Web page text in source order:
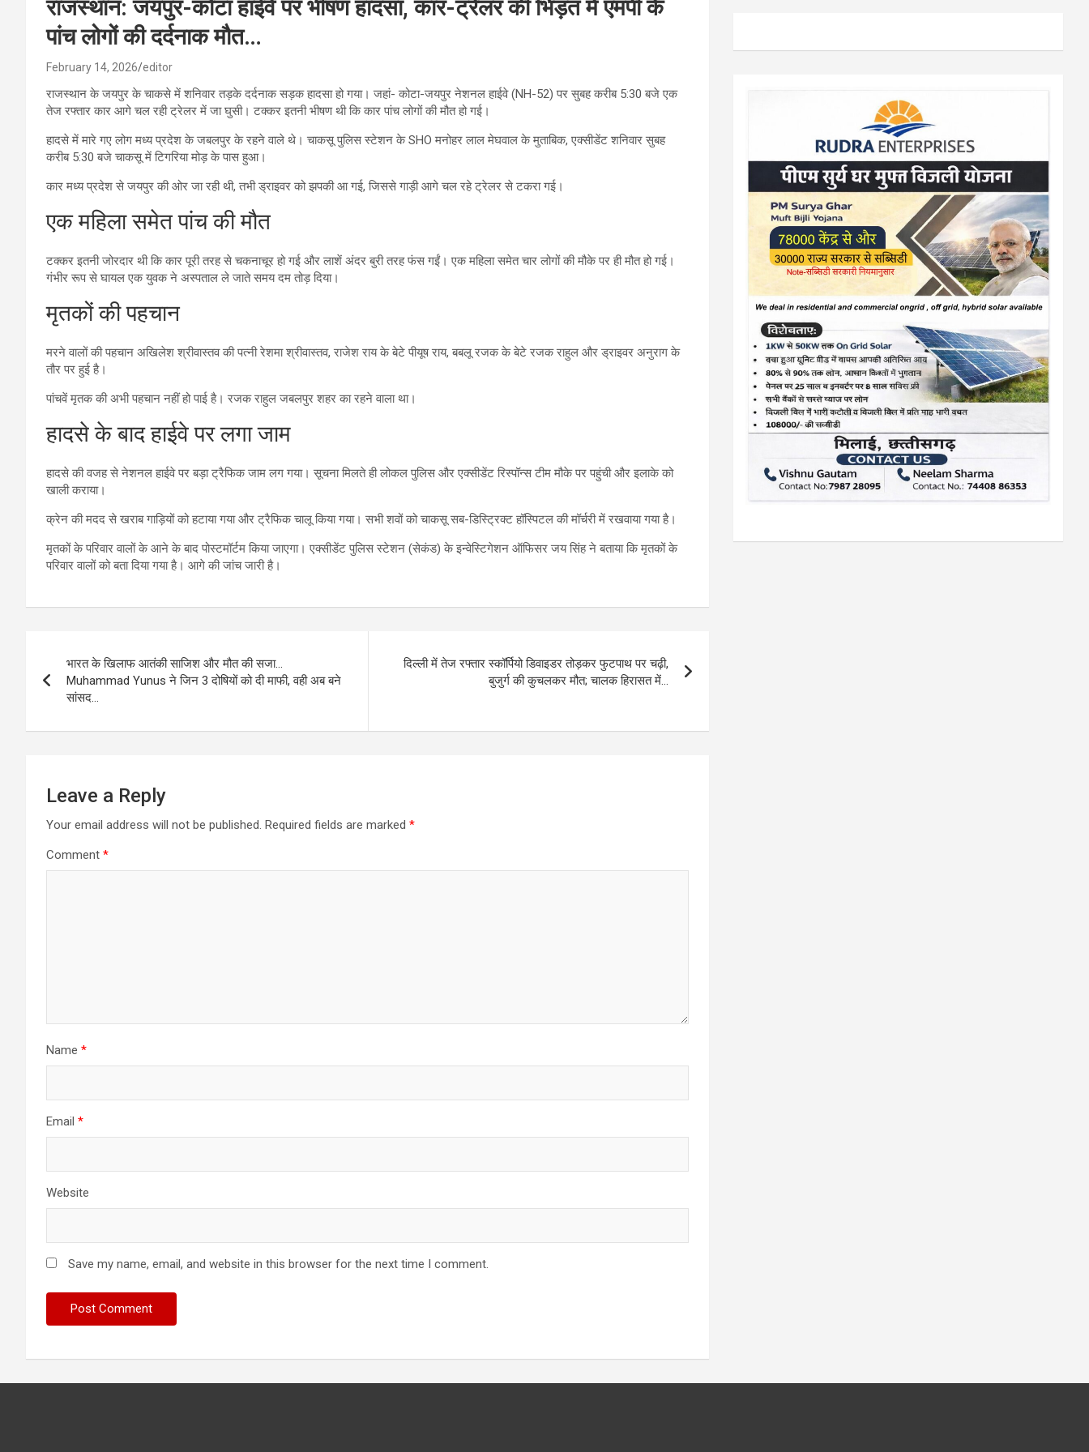
राजस्थान: जयपुर-कोटा हाईवे पर भीषण हादसा, कार-ट्रेलर की भिड़ंत में एमपी के
पांच लोगों की दर्दनाक मौत…
February 14, 2026 editor
राजस्थान के जयपुर के चाकसे में शनिवार तड़के दर्दनाक सड़क हादसा हो गया। जहां- कोटा-जयपुर नेशनल हाईवे (NH-52) पर सुबह करीब 5:30 बजे एक
तेज रफ्तार कार आगे चल रही ट्रेलर में जा घुसी। टक्कर इतनी भीषण थी कि कार पांच लोगों की मौत हो गई।
हादसे में मारे गए लोग मध्य प्रदेश के जबलपुर के रहने वाले थे। चाकसू पुलिस स्टेशन के SHO मनोहर लाल मेघवाल के मुताबिक, एक्सीडेंट शनिवार सुबह
करीब 5:30 बजे चाकसू में टिगरिया मोड़ के पास हुआ।
कार मध्य प्रदेश से जयपुर की ओर जा रही थी, तभी ड्राइवर को झपकी आ गई, जिससे गाड़ी आगे चल रहे ट्रेलर से टकरा गई।
एक महिला समेत पांच की मौत
टक्कर इतनी जोरदार थी कि कार पूरी तरह से चकनाचूर हो गई और लाशें अंदर बुरी तरह फंस गईं। एक महिला समेत चार लोगों की मौके पर ही मौत हो गई।
गंभीर रूप से घायल एक युवक ने अस्पताल ले जाते समय दम तोड़ दिया।
मृतकों की पहचान
मरने वालों की पहचान अखिलेश श्रीवास्तव की पत्नी रेशमा श्रीवास्तव, राजेश राय के बेटे पीयूष राय, बबलू रजक के बेटे रजक राहुल और ड्राइवर अनुराग के
तौर पर हुई है।
पांचवें मृतक की अभी पहचान नहीं हो पाई है। रजक राहुल जबलपुर शहर का रहने वाला था।
हादसे के बाद हाईवे पर लगा जाम
हादसे की वजह से नेशनल हाईवे पर बड़ा ट्रैफिक जाम लग गया। सूचना मिलते ही लोकल पुलिस और एक्सीडेंट रिस्पॉन्स टीम मौके पर पहुंची और इलाके को
खाली कराया।
क्रेन की मदद से खराब गाड़ियों को हटाया गया और ट्रैफिक चालू किया गया। सभी शवों को चाकसू सब-डिस्ट्रिक्ट हॉस्पिटल की मॉर्चरी में रखवाया गया है।
मृतकों के परिवार वालों के आने के बाद पोस्टमॉर्टम किया जाएगा। एक्सीडेंट पुलिस स्टेशन (सेकंड) के इन्वेस्टिगेशन ऑफिसर जय सिंह ने बताया कि मृतकों के
परिवार वालों को बता दिया गया है। आगे की जांच जारी है।
navigation
भारत के खिलाफ आतंकी साजिश और मौत की सजा…
Muhammad Yunus ने जिन 3 दोषियों को दी माफी, वही अब बने
सांसद…
दिल्ली में तेज रफ्तार स्कॉर्पियो डिवाइडर तोड़कर फुटपाथ पर चढ़ी,
बुजुर्ग की कुचलकर मौत; चालक हिरासत में…
Leave a Reply
Your email address will not be published. Required fields are marked *
Comment *
Name *
Email *
Website
Save my name, email, and website in this browser for the next time I comment.